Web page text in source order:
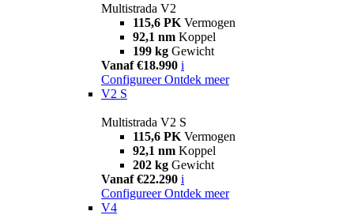
Multistrada V2
115,6 PK Vermogen
92,1 nm Koppel
199 kg Gewicht
Vanaf €18.990 i
Configureer Ontdek meer
V2 S
Multistrada V2 S
115,6 PK Vermogen
92,1 nm Koppel
202 kg Gewicht
Vanaf €22.290 i
Configureer Ontdek meer
V4